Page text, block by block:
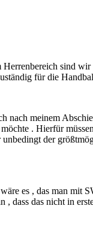
sind
für die
meinem
. Hierfür
der
es , das man
dass das nicht in